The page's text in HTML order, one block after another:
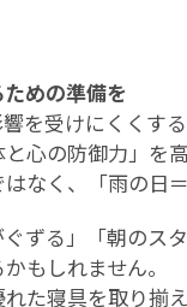
めの準備を
を受けにくくする
心の防御力」を
なく、「雨の日
ずる」「朝のスタ
もしれません。
た寝具を取り揃